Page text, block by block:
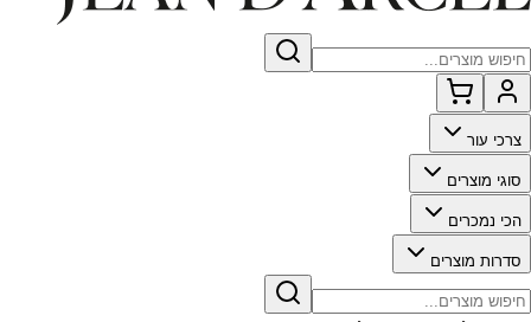
צרכי עור
סוגי מוצרים
הכי נמכרים
סדרות מוצרים